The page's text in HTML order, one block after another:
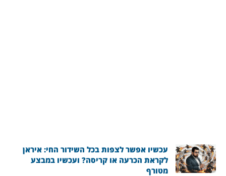
עכשיו אפשר לצפות בכל השידור החי: איראן
לקראת הכרעה או קריסה? ועכשיו במבצע
מטורף